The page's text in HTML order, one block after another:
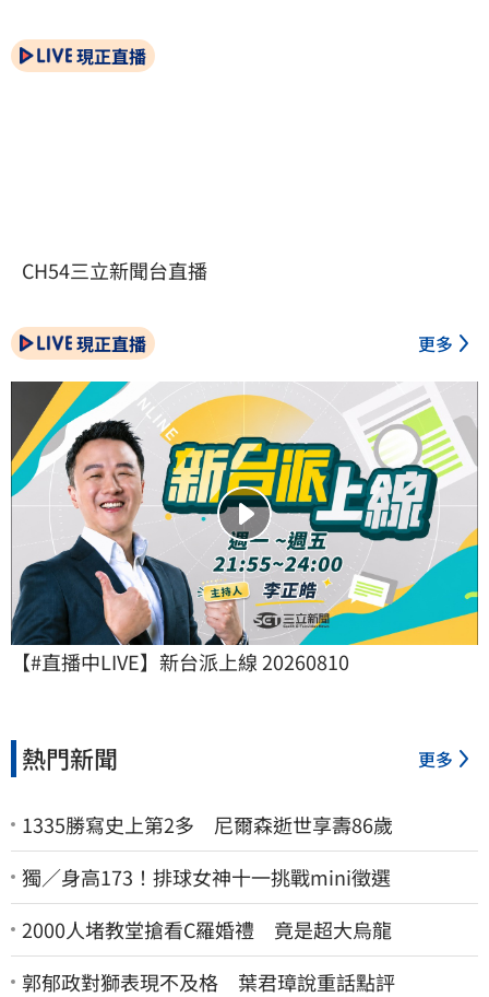
現正直播
CH54三立新聞台直播
現正直播 更多
【#直播中LIVE】新台派上線 20260810
熱門新聞 更多
1335勝寫史上第2多 尼爾森逝世享壽86歲
獨／身高173！排球女神十一挑戰mini徵選
2000人堵教堂搶看C羅婚禮 竟是超大烏龍
郭郁政對獅表現不及格 葉君璋說重話點評